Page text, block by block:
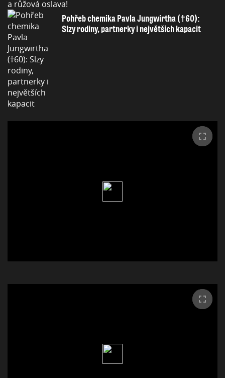
Pohřeb chemika Pavla Jungwirtha (†60):
Slzy rodiny, partnerky i největších kapacit